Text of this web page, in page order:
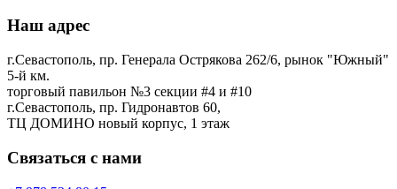
Наш адрес
г.Севастополь, пр. Генерала Острякова 262/6, рынок "Южный"
5-й км.
торговый павильон №3 секции #4 и #10
г.Севастополь, пр. Гидронавтов 60,
ТЦ ДОМИНО новый корпус, 1 этаж
Связаться с нами